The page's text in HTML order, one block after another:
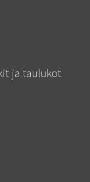
ja taulukot